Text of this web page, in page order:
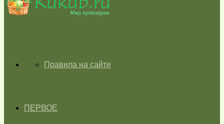
skin
ГЛАВНАЯПравила на сайте
ПЕРВОЕ